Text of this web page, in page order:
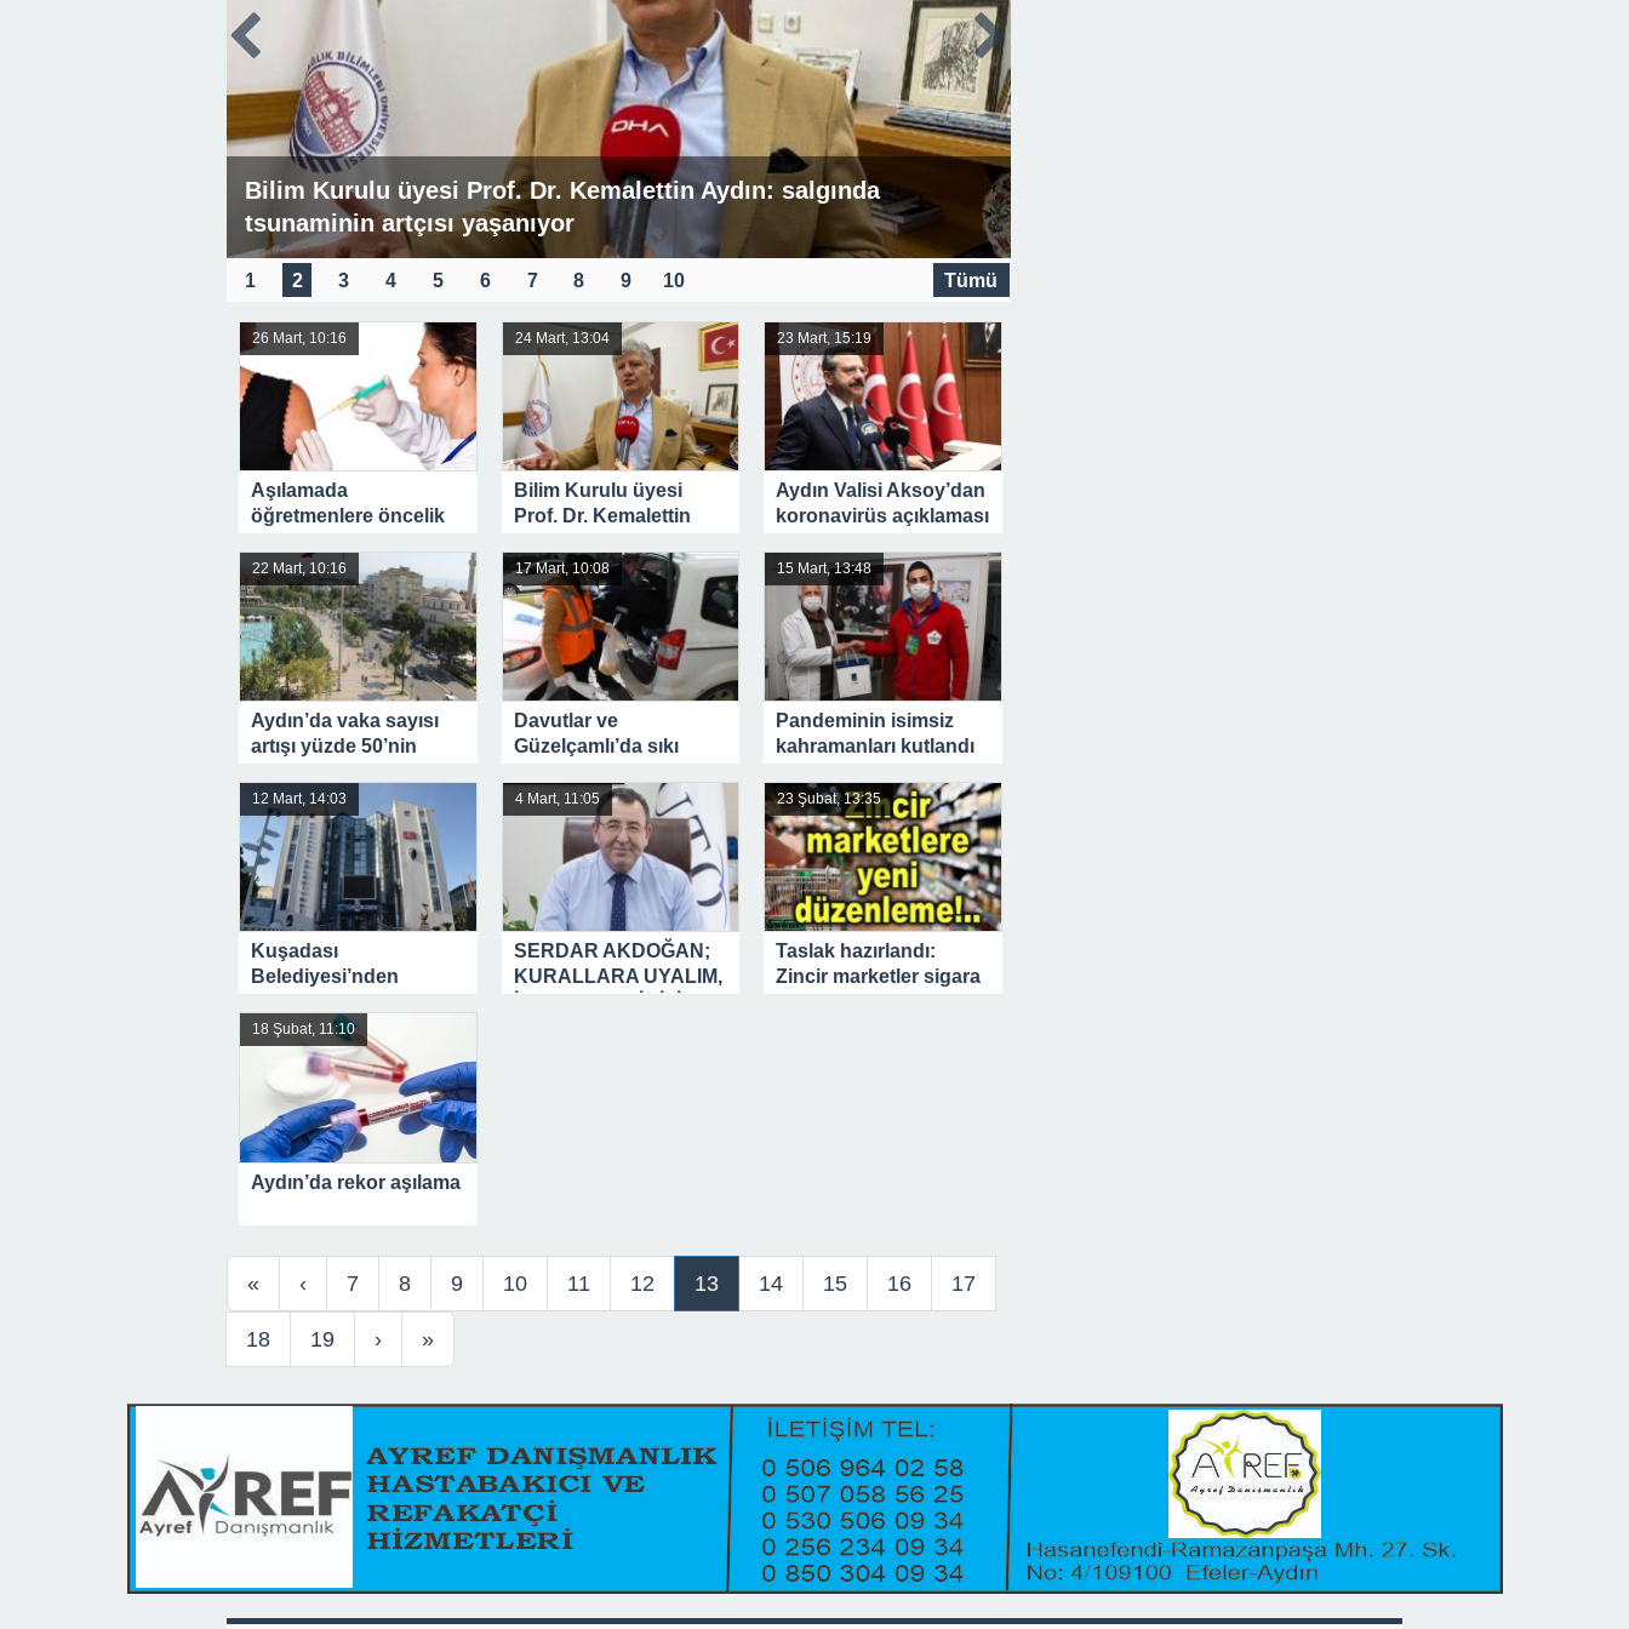
Bilim Kurulu üyesi Prof. Dr. Kemalettin Aydın: salgında
tsunaminin artçısı yaşanıyor
1 2 3 4 5 6 7 8 9 10 Tümü
26 Mart, 10:16
Aşılamada
öğretmenlere öncelik
24 Mart, 13:04
Bilim Kurulu üyesi
Prof. Dr. Kemalettin
tsunaminin artçısı
yaşanıyor
23 Mart, 15:19
Aydın Valisi Aksoy’dan
koronavirüs açıklaması
22 Mart, 10:16
Aydın’da vaka sayısı
artışı yüzde 50’nin
17 Mart, 10:08
Davutlar ve
Güzelçamlı’da sıkı
gerçekleştirildi
15 Mart, 13:48
Pandeminin isimsiz
kahramanları kutlandı
12 Mart, 14:03
Kuşadası
Belediyesi’nden
4 Mart, 11:05
SERDAR AKDOĞAN;
KURALLARA UYALIM,
23 Şubat, 13:35
Taslak hazırlandı:
Zincir marketler sigara
18 Şubat, 11:10
Aydın’da rekor aşılama
« ‹ 7 8 9 10 11 12 13 14 15 16 17
18 19 › »